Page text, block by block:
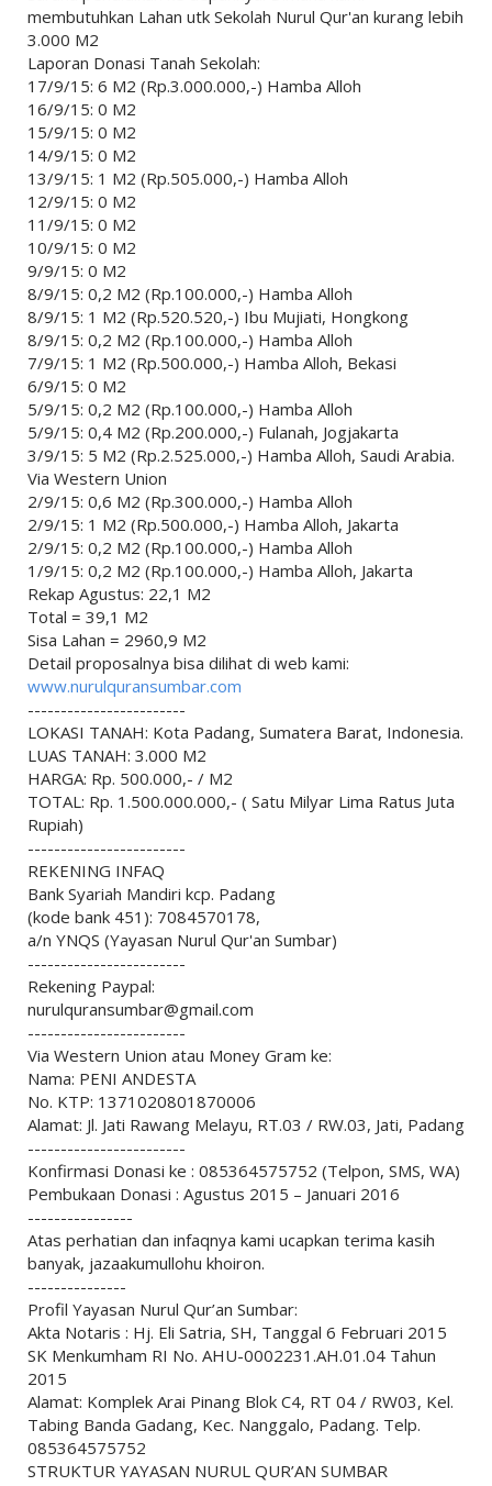
membutuhkan Lahan utk Sekolah Nurul Qur'an kurang lebih
3.000 M2
Laporan Donasi Tanah Sekolah:
17/9/15: 6 M2 (Rp.3.000.000,-) Hamba Alloh
16/9/15: 0 M2
15/9/15: 0 M2
14/9/15: 0 M2
13/9/15: 1 M2 (Rp.505.000,-) Hamba Alloh
12/9/15: 0 M2
11/9/15: 0 M2
10/9/15: 0 M2
9/9/15: 0 M2
8/9/15: 0,2 M2 (Rp.100.000,-) Hamba Alloh
8/9/15: 1 M2 (Rp.520.520,-) Ibu Mujiati, Hongkong
8/9/15: 0,2 M2 (Rp.100.000,-) Hamba Alloh
7/9/15: 1 M2 (Rp.500.000,-) Hamba Alloh, Bekasi
6/9/15: 0 M2
5/9/15: 0,2 M2 (Rp.100.000,-) Hamba Alloh
5/9/15: 0,4 M2 (Rp.200.000,-) Fulanah, Jogjakarta
3/9/15: 5 M2 (Rp.2.525.000,-) Hamba Alloh, Saudi Arabia.
Via Western Union
2/9/15: 0,6 M2 (Rp.300.000,-) Hamba Alloh
2/9/15: 1 M2 (Rp.500.000,-) Hamba Alloh, Jakarta
2/9/15: 0,2 M2 (Rp.100.000,-) Hamba Alloh
1/9/15: 0,2 M2 (Rp.100.000,-) Hamba Alloh, Jakarta
Rekap Agustus: 22,1 M2
Total = 39,1 M2
Sisa Lahan = 2960,9 M2
Detail proposalnya bisa dilihat di web kami:
www.nurulquransumbar.com
------------------------
LOKASI TANAH: Kota Padang, Sumatera Barat, Indonesia.
LUAS TANAH: 3.000 M2
HARGA: Rp. 500.000,- / M2
TOTAL: Rp. 1.500.000.000,- ( Satu Milyar Lima Ratus Juta
Rupiah)
------------------------
REKENING INFAQ
Bank Syariah Mandiri kcp. Padang
(kode bank 451): 7084570178,
a/n YNQS (Yayasan Nurul Qur'an Sumbar)
------------------------
Rekening Paypal:
nurulquransumbar@gmail.com
------------------------
Via Western Union atau Money Gram ke:
Nama: PENI ANDESTA
No. KTP: 1371020801870006
Alamat: Jl. Jati Rawang Melayu, RT.03 / RW.03, Jati, Padang
------------------------
Konfirmasi Donasi ke : 085364575752 (Telpon, SMS, WA)
Pembukaan Donasi : Agustus 2015 – Januari 2016
----------------
Atas perhatian dan infaqnya kami ucapkan terima kasih
banyak, jazaakumullohu khoiron.
---------------
Profil Yayasan Nurul Qur’an Sumbar:
Akta Notaris : Hj. Eli Satria, SH, Tanggal 6 Februari 2015
SK Menkumham RI No. AHU-0002231.AH.01.04 Tahun
2015
Alamat: Komplek Arai Pinang Blok C4, RT 04 / RW03, Kel.
Tabing Banda Gadang, Kec. Nanggalo, Padang. Telp.
085364575752
STRUKTUR YAYASAN NURUL QUR’AN SUMBAR